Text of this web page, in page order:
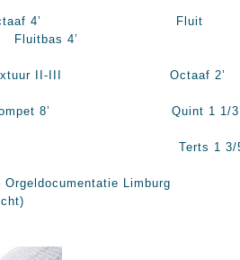
4’ Fluit
4’
III Octaaf 2’
Quint 1 1/
1 3/
Limburg